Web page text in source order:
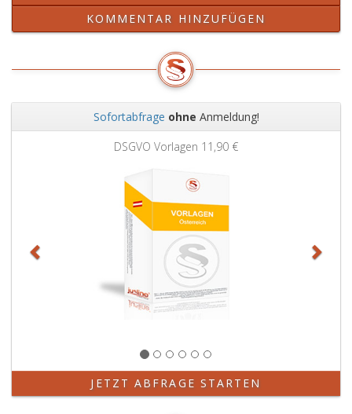
KOMMENTAR HINZUFÜGEN
Sofortabfrage ohne Anmeldung!
DSGVO Vorlagen 11,90 €
JETZT ABFRAGE STARTEN